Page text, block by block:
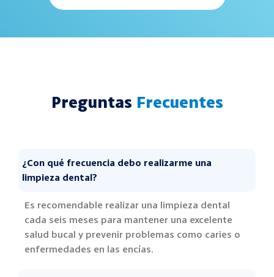
Preguntas Frecuentes
¿Con qué frecuencia debo realizarme una
limpieza dental?
Es recomendable realizar una limpieza dental
cada seis meses para mantener una excelente
salud bucal y prevenir problemas como caries o
enfermedades en las encías.